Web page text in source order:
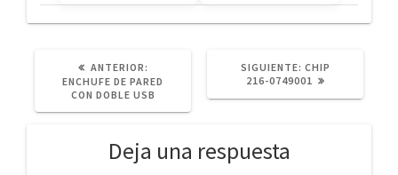
ANTERIOR:
ANTERIOR:
ENCHUFE DE PARED
CON DOBLE USB
SIGUIENTE: SIGUIENTE
POST:
CHIP
216-0749001
Deja una respuesta